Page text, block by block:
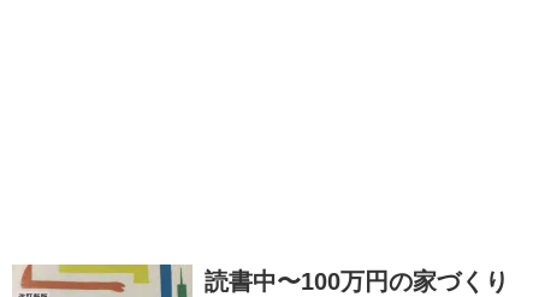
読書中〜100万円の家づくり